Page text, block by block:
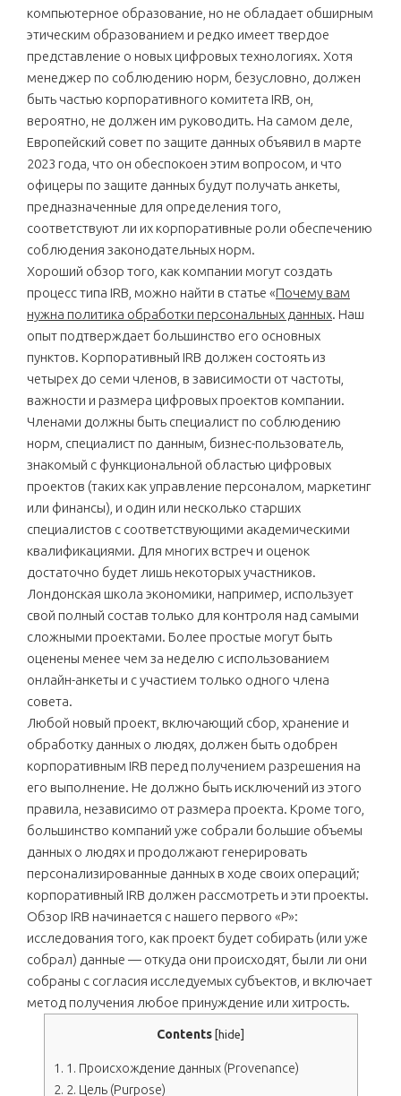
компьютерное образование, но не обладает обширным
этическим образованием и редко имеет твердое
представление о новых цифровых технологиях. Хотя
менеджер по соблюдению норм, безусловно, должен
быть частью корпоративного комитета IRB, он,
вероятно, не должен им руководить. На самом деле,
Европейский совет по защите данных объявил в марте
2023 года, что он обеспокоен этим вопросом, и что
офицеры по защите данных будут получать анкеты,
предназначенные для определения того,
соответствуют ли их корпоративные роли обеспечению
соблюдения законодательных норм.
Хороший обзор того, как компании могут создать
процесс типа IRB, можно найти в статье «Почему вам
нужна политика обработки персональных данных. Наш
опыт подтверждает большинство его основных
пунктов. Корпоративный IRB должен состоять из
четырех до семи членов, в зависимости от частоты,
важности и размера цифровых проектов компании.
Членами должны быть специалист по соблюдению
норм, специалист по данным, бизнес-пользователь,
знакомый с функциональной областью цифровых
проектов (таких как управление персоналом, маркетинг
или финансы), и один или несколько старших
специалистов с соответствующими академическими
квалификациями. Для многих встреч и оценок
достаточно будет лишь некоторых участников.
Лондонская школа экономики, например, использует
свой полный состав только для контроля над самыми
сложными проектами. Более простые могут быть
оценены менее чем за неделю с использованием
онлайн-анкеты и с участием только одного члена
совета.
Любой новый проект, включающий сбор, хранение и
обработку данных о людях, должен быть одобрен
корпоративным IRB перед получением разрешения на
его выполнение. Не должно быть исключений из этого
правила, независимо от размера проекта. Кроме того,
большинство компаний уже собрали большие объемы
данных о людях и продолжают генерировать
персонализированные данных в ходе своих операций;
корпоративный IRB должен рассмотреть и эти проекты.
Обзор IRB начинается с нашего первого «P»:
исследования того, как проект будет собирать (или уже
собрал) данные — откуда они происходят, были ли они
собраны с согласия исследуемых субъектов, и включает
метод получения любое принуждение или хитрость.
Contents [hide]
1. 1. Происхождение данных (Provenance)
2. 2. Цель (Purpose)